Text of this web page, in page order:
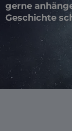
gerne
Geschichte